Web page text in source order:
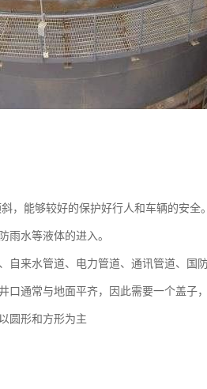
，能够较好的保护好行人和车辆的安全。
雨水等液体的进入。
自来水管道、电力管道、通讯管道、国
通常与地面平齐，因此需要一个盖子
圆形和方形为主